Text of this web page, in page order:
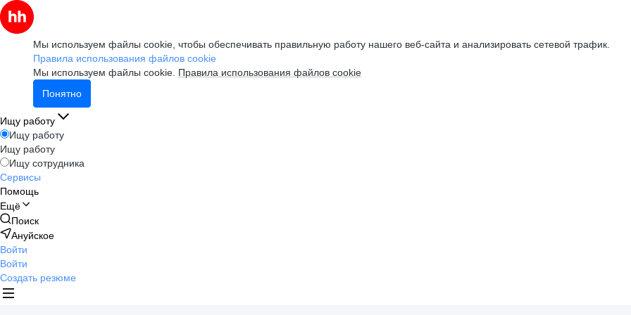
Мы используем файлы cookie, чтобы обеспечивать правильную работу нашего веб-сайта и анализировать сетевой трафик.
Правила использования файлов cookie
Мы используем файлы cookie. Правила использования файлов cookie
Понятно
Ищу работу
Ищу работу
Ищу работу
Ищу сотрудника
Сервисы
Помощь
Ещё
Поиск
Ануйское
Войти
Войти
Создать резюме